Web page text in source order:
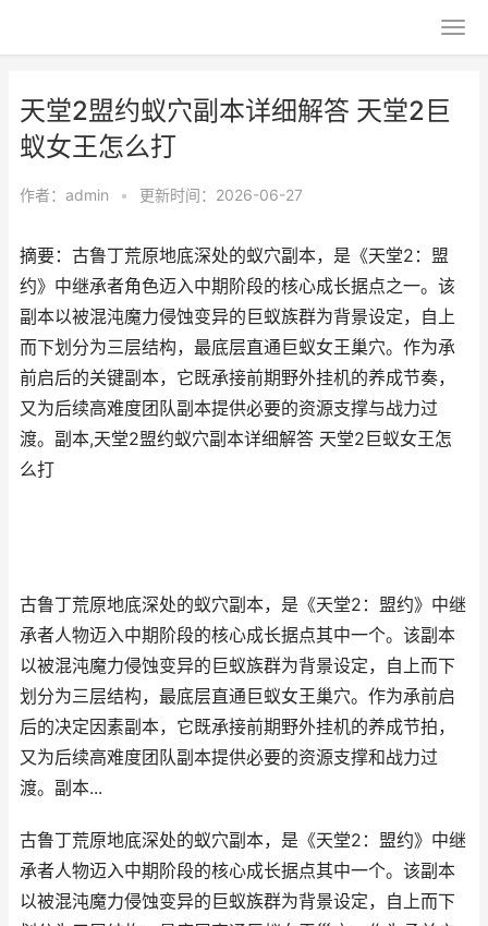
天堂2盟约蚁穴副本详细解答 天堂2巨
蚁女王怎么打
作者： admin • 更新时间：2026-06-27
摘要：古鲁丁荒原地底深处的蚁穴副本，是《天堂2：盟
约》中继承者角色迈入中期阶段的核心成长据点之一。该
副本以被混沌魔力侵蚀变异的巨蚁族群为背景设定，自上
而下划分为三层结构，最底层直通巨蚁女王巢穴。作为承
前启后的关键副本，它既承接前期野外挂机的养成节奏，
又为后续高难度团队副本提供必要的资源支撑与战力过
渡。副本,天堂2盟约蚁穴副本详细解答 天堂2巨蚁女王怎
么打
古鲁丁荒原地底深处的蚁穴副本，是《天堂2：盟约》中继
承者人物迈入中期阶段的核心成长据点其中一个。该副本
以被混沌魔力侵蚀变异的巨蚁族群为背景设定，自上而下
划分为三层结构，最底层直通巨蚁女王巢穴。作为承前启
后的决定因素副本，它既承接前期野外挂机的养成节拍，
又为后续高难度团队副本提供必要的资源支撑和战力过
渡。副本...
古鲁丁荒原地底深处的蚁穴副本，是《天堂2：盟约》中继
承者人物迈入中期阶段的核心成长据点其中一个。该副本
以被混沌魔力侵蚀变异的巨蚁族群为背景设定，自上而下